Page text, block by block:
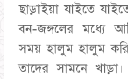
ছাড়াইয়া যাইতে
বন-জঙ্গলের মধ্যে
সময় হালুম হালুম
তাদের সামনে